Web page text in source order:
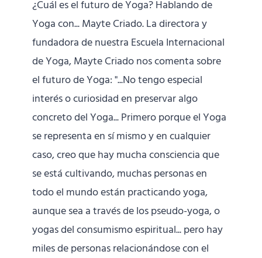
¿Cuál es el futuro de Yoga? Hablando de
Yoga con... Mayte Criado. La directora y
fundadora de nuestra Escuela Internacional
de Yoga, Mayte Criado nos comenta sobre
el futuro de Yoga: "...No tengo especial
interés o curiosidad en preservar algo
concreto del Yoga... Primero porque el Yoga
se representa en sí mismo y en cualquier
caso, creo que hay mucha consciencia que
se está cultivando, muchas personas en
todo el mundo están practicando yoga,
aunque sea a través de los pseudo-yoga, o
yogas del consumismo espiritual... pero hay
miles de personas relacionándose con el